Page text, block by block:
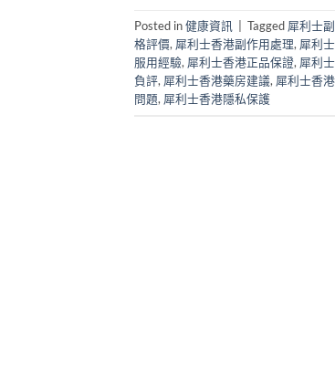
Posted in健康資訊 Tagged 犀利士
格評價, 犀利士香港副作用處理, 犀利
服用經驗, 犀利士香港正品保證, 犀利
負評, 犀利士香港藥房建議, 犀利士香
問題, 犀利士香港隱私保護